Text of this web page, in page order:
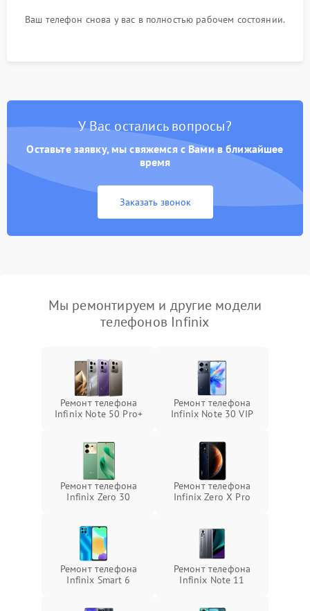
Ваш телефон снова у вас в полностью рабочем состоянии.
У Вас остались вопросы?
Оставьте заявку, мы свяжемся с Вами в ближайшее
время
Заказать звонок
Мы ремонтируем и другие модели
телефонов Infinix
Ремонт телефона
Infinix Note 50 Pro+
Ремонт телефона
Infinix Note 30 VIP
Ремонт телефона
Infinix Zero 30
Ремонт телефона
Infinix Zero X Pro
Ремонт телефона
Infinix Smart 6
Ремонт телефона
Infinix Note 11